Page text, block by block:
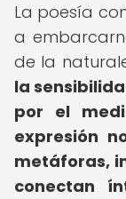
La poesía
a
de la
la
por el
expresión
metáforas,
conectan